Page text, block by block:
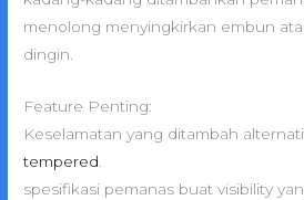
menolong menyingkirkan embun
dingin.
Feature Penting:
Keselamatan yang ditambah
tempered
spesifikasi pemanas buat visibility